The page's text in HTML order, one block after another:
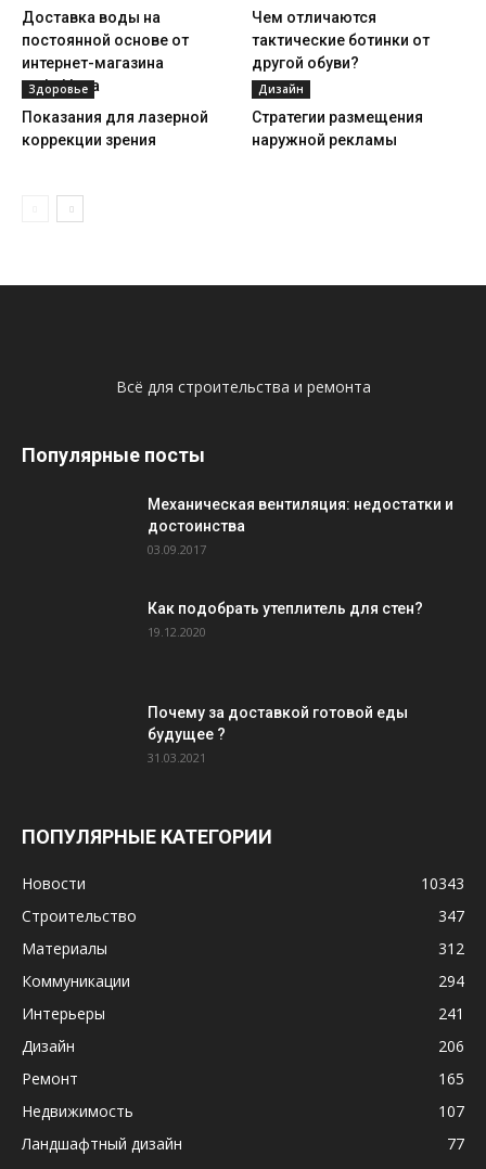
Доставка воды на
постоянной основе от
интернет-магазина
voda.kh.ua
Чем отличаются
тактические ботинки от
другой обуви?
Здоровье
Показания для лазерной
коррекции зрения
Дизайн
Стратегии размещения
наружной рекламы
Всё для строительства и ремонта
Популярные посты
Механическая вентиляция: недостатки и
достоинства
03.09.2017
Как подобрать утеплитель для стен?
19.12.2020
Почему за доставкой готовой еды
будущее ?
31.03.2021
ПОПУЛЯРНЫЕ КАТЕГОРИИ
Новости
10343
Строительство
347
Материалы
312
Коммуникации
294
Интерьеры
241
Дизайн
206
Ремонт
165
Недвижимость
107
Ландшафтный дизайн
77